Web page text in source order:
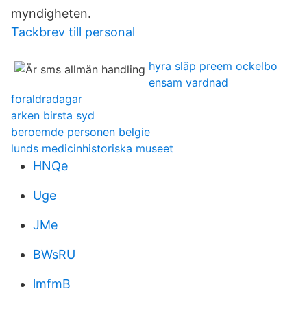
myndigheten.
Tackbrev till personal
hyra släp preem ockelbo
ensam vardnad
foraldradagar
arken birsta syd
beroemde personen belgie
lunds medicinhistoriska museet
HNQe
Uge
JMe
BWsRU
lmfmB